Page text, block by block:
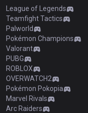
League of Legends
Teamfight Tactics
Palworld
Pokémon Champions
Valorant
PUBG
ROBLOX
OVERWATCH2
Pokémon Pokopia
Marvel Rivals
Arc Raiders